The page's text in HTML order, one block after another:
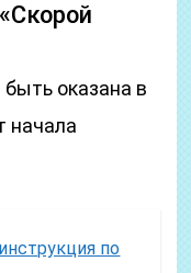
оказана в
начала
по